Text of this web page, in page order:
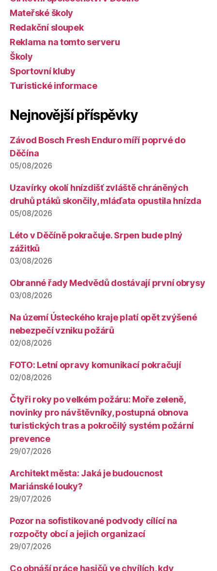
Mateřské školy
Redakční sloupek
Reklama na tomto serveru
Školy
Sportovní kluby
Turistické informace
Nejnovější příspěvky
Závod Bosch Fresh Enduro míří poprvé do
Děčína
05/08/2026
Uzavírky okolí hnízdišť zvláště chráněných
druhů ptáků skončily, mláďata opustila hnízda
05/08/2026
Léto v Děčíně pokračuje. Srpen bude plný
zážitků
03/08/2026
Obranné řady Medvědů dostávají první obrysy
03/08/2026
Na území Ústeckého kraje platí opět zvýšené
nebezpečí vzniku požárů
02/08/2026
FOTO: Letní opravy komunikací pokračují
02/08/2026
Čtyři roky po velkém požáru: Moře zeleně,
novinky pro návštěvníky, postupná obnova
turistických tras a pokročilý systém požární
prevence
29/07/2026
Architekt města: Jaká je budoucnost
Mariánské louky?
29/07/2026
Pozor na sofistikované podvody cílící na
rozpočty obcí a jejich organizací
29/07/2026
Co obnáší práce hasičů ve chvílích, kdy